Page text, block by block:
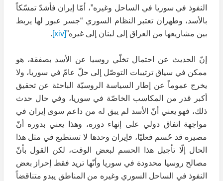
النفوذ في سوريا في الساحل وغيره”، أمّا إيران فأشدّ تمسّكاً
بالأسد، وطهران تعتبر النظام السوري “جسر عبور لها يربط
بين مشاريعها من العراق إلى لبنان إلى غيره”[xiv]
.
إنّ الحديث عن احتمال تخلّي روسيا عن الأسد بصفقة، هو
ممكن في سياق ترتيبات التوصّل إلى حلّ عامّ في سوريا، ولا
يخرج عموماً عن إطار السياسة الروسيّة الباحثة عن تحقيق
أكبر قدر من المكاسب الخاصّة في سوريا، وفي حال حدث
ذلك، فهو يعني أنّ الأسد لم يبق له من داعم سوى إيران في
مواجهة اتفاق دولي على إنهاء دوره، وهذا يعني بدوره أنّ
مصيره قد حُسم فعليّا، فإيران وحدها لا تستطيع في مثل هذا
الحال إلّا تأجيل هذا الحسم لبعض الوقت، لكن القول بأنّ
مصالح روسيا محدودة في سوريا وأنّها تريد فقط إحراز بعض
النفوذ في الساحل السوري وغيره من المناطق يبدو متناقضاً